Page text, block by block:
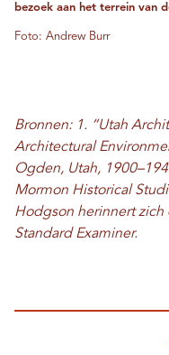
bezoek aan het terrein van
Foto: Andrew Burr
Bronnen: 1. “Utah
Architectural
Ogden, Utah,
Mormon Historical
Hodgson herinnert
Standard Examiner.